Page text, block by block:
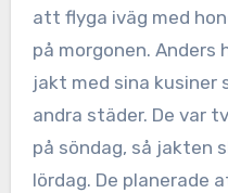
att flyga iväg med
på morgonen.
jakt med sina kusiner
andra städer. De var
på söndag, så jakten
lördag. De planerade